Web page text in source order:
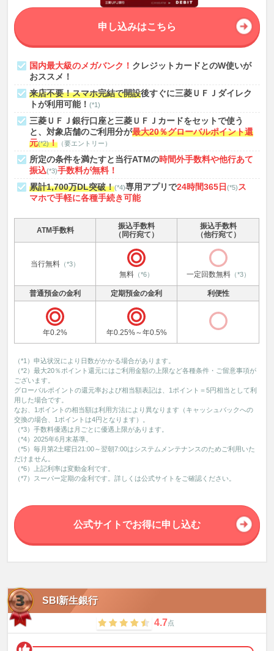
国内最大級のメガバンク！ クレジットカードとのW使いが
おススメ！
来店不要！スマホ完結で開設後すぐに三菱ＵＦＪダイレク
トが利用可能！(*1)
三菱ＵＦＪ銀行口座と三菱ＵＦＪカードをセットで使う
と、対象店舗のご利用分が最大20％グローバルポイント還
元(*2)！ （要エントリー）
所定の条件を満たすと当行ATMの時間外手数料や他行あて
振込(*3)手数料が無料！
累計1,700万DL突破！(*4)専用アプリで24時間365日(*5) ス
マホで手軽に各種手続き可能
申し込みはこちら
ATM手数料
振込手数料
（同行宛て）
振込手数料
（他行宛て）
当行無料 （*3）
無料 （*6） 一定回数無料（*3）
普通預金の金利 定期預金の金利 利便性
年0.2% 年0.25%～年0.5%
（*1）申込状況により日数がかかる場合があります。
（*2）最大20％ポイント還元にはご利用金額の上限など各種条件・ご留意事項が
ございます。
グローバルポイントの還元率および相当額表記は、1ポイント＝5円相当として利
用した場合です。
なお、1ポイントの相当額は利用方法により異なります（キャッシュバックへの
交換の場合、1ポイントは4円となります）。
（*3）手数料優遇は月ごとに優遇上限があります。
（*4）2025年6月末基準。
（*5）毎月第2土曜日21:00～翌朝7:00はシステムメンテナンスのためご利用いた
だけません。
（*6）上記利率は変動金利です。
（*7）スーパー定期の金利です。詳しくは公式サイトをご確認ください。
公式サイトでお得に申し込む
SBI新生銀行
4.7点